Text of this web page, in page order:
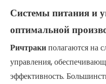
Системы питания и
оптимальной
Ричтракиполагаются на
управления,
эффективность.